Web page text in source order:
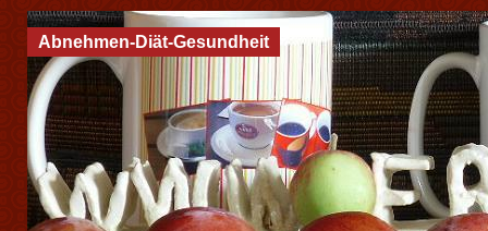
Abnehmen-Diät-Gesundheit